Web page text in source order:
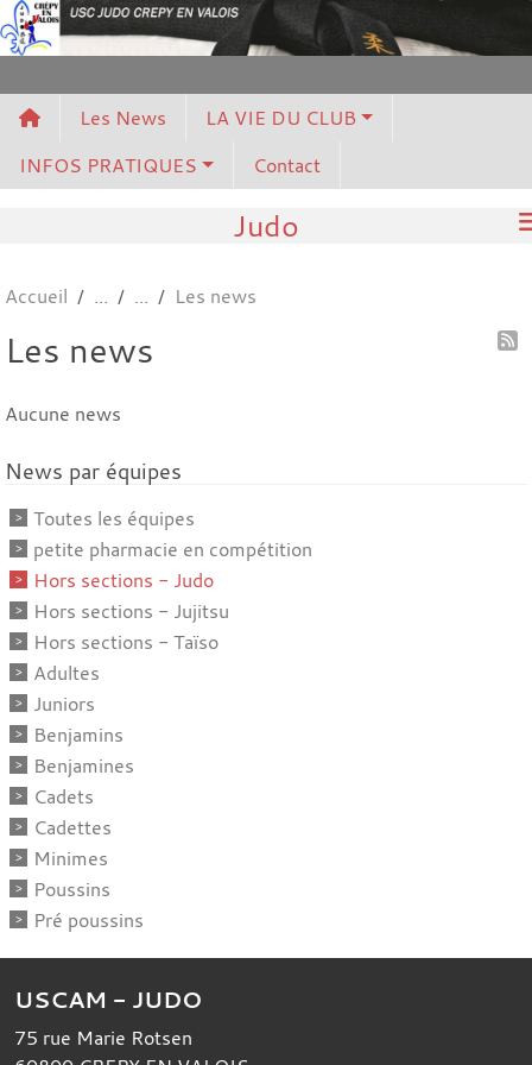
Les News
LA VIE DU CLUB
INFOS PRATIQUES
Contact
Judo
Accueil Les news
Les news
Aucune news
News par équipes
Toutes les équipes
petite pharmacie en compétition
Hors sections - Judo
Hors sections - Jujitsu
Hors sections - Taïso
Adultes
Juniors
Benjamins
Benjamines
Cadets
Cadettes
Minimes
Poussins
Pré poussins
USCAM - JUDO
75 rue Marie Rotsen
Panneau de gestion des cookies